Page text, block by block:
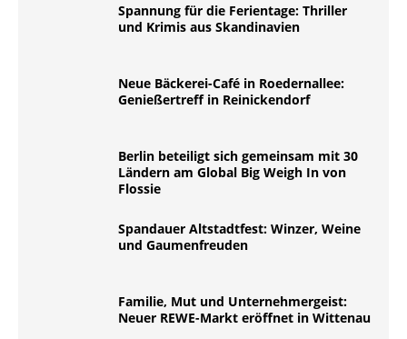
Spannung für die Ferientage: Thriller
und Krimis aus Skandinavien
Neue Bäckerei-Café in Roedernallee:
Genießertreff in Reinickendorf
Berlin beteiligt sich gemeinsam mit 30
Ländern am Global Big Weigh In von
Flossie
Spandauer Altstadtfest: Winzer, Weine
und Gaumenfreuden
Familie, Mut und Unternehmergeist:
Neuer REWE-Markt eröffnet in Wittenau